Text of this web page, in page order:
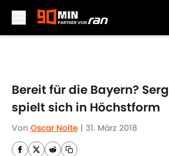
Bereit für die Bayern?
spielt sich in Höchstform
Von Oscar Nolte | 31. März 2018